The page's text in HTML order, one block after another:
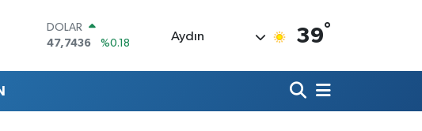
DOLAR
47,7436
%0.18
Aydın 39°